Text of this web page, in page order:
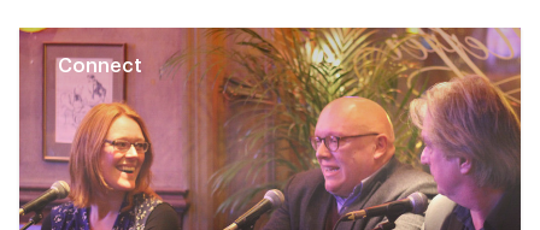
Connect